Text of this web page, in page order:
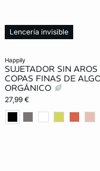
happily
SUJETADOR SIN AROS
COPAS FINAS DE
ORGÁNICO
27,99 €
Lencería invisible